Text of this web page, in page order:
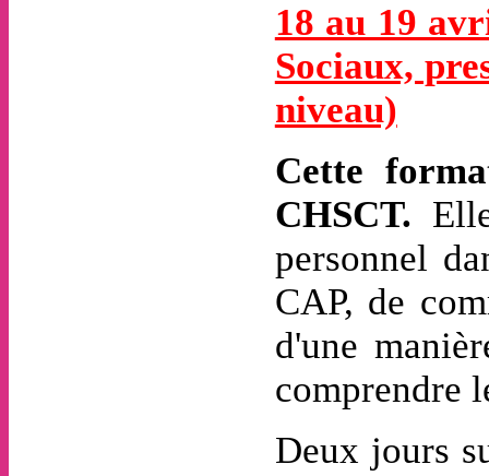
18 au 19
Sociaux,
niveau)
Cette
CHSCT.
personnel
CAP, de
d'une
comprendre
Deux jours